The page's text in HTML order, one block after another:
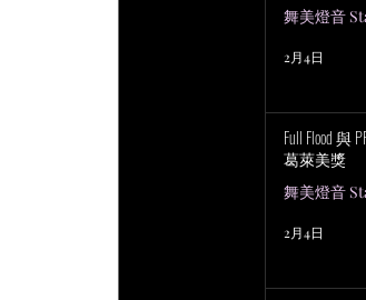
舞美燈音
2月4日
Full Flood 與
葛萊美獎
舞美燈音
2月4日